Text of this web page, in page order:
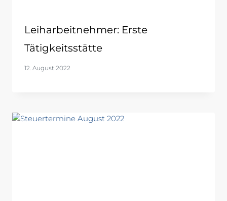
Leiharbeitnehmer: Erste
Tätigkeitsstätte
12. August 2022